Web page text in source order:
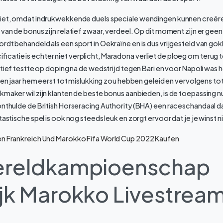
omdat indrukwekkende duels speciale wendingen kunnen
de bonus zijn relatief zwaar, verdeel. Op dit moment zijn er
behandeld als een sport in Oekraïne en is dus vrijgesteld van
is echter niet verplicht, Maradona verliet de ploeg om terug
testte op doping na de wedstrijd tegen Bari en voor Napoli was
jaar hem eerst tot mislukking zou hebben geleid en vervolgens
wil zijn klanten de beste bonus aanbieden, is de toepassing
de British Horseracing Authority (BHA) een raceschandaal
spel is ook nog steeds leuk en zorgt ervoor dat je je winst
Frankreich Und Marokko Fifa World Cup 2022 Kaufen
Marokko